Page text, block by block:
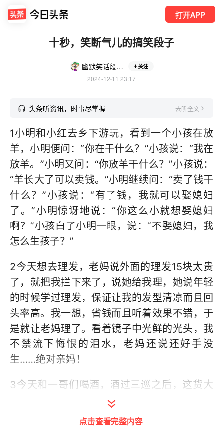
打开APP
十秒，笑断气儿的搞笑段子
幽默笑话段子大全 关注
2024-12-11 23:17
头条听资讯，时事尽掌握 去听全文
1小明和小红去乡下游玩，看到一个小孩在放
羊，小明便问：“你在干什么？”小孩说：“我在
放羊。”小明又问：“你放羊干什么？”小孩说：
“羊长大了可以卖钱。”小明继续问：“卖了钱干
什么？”小孩说：“有了钱，我就可以娶媳妇
了。”小明惊讶地说：“你这么小就想娶媳妇
啊？”小孩白了小明一眼，说：“不娶媳妇，我
怎么生孩子？”
2今天想去理发，老妈说外面的理发15块太贵
了，就把我拦下来了，说她给我理，她说年轻
的时候学过理发，保证让我的发型清凉而且回
头率高。我一想，省钱而且听着效果不错，于
是就让老妈理了。看着镜子中光鲜的光头，我
不禁流下悔恨的泪水，老妈还说还好手没
生……绝对亲妈！
3今天和一哥们喝酒，酒过三巡之后，这货大
着舌头和我说：兄弟。有件事一直想告诉你，
初中时有个妹纸喜欢你。偷偷托我转告，我给
点击查看完整内容